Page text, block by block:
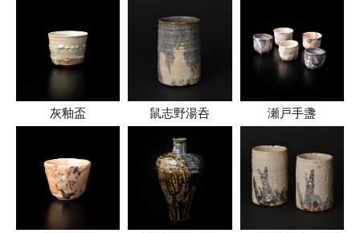
灰釉盃 鼠志野湯呑 瀬戸手盞